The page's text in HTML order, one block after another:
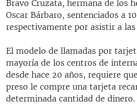
Bravo Cruzata, hermana de los
Oscar Bárbaro, sentenciados a
respectivamente por asistir a las
El modelo de llamadas por
mayoría de los centros de
desde hace 20 años, requiere
preso le compre una tarjeta
determinada cantidad de